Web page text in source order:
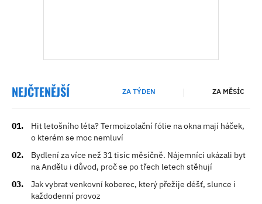
NEJČTENĚJŠÍ ZA TÝDEN ZA MĚSÍC
Hit letošního léta? Termoizolační fólie na okna mají háček,
o kterém se moc nemluví
Bydlení za více než 31 tisíc měsíčně. Nájemníci ukázali byt
na Andělu i důvod, proč se po třech letech stěhují
Jak vybrat venkovní koberec, který přežije déšť, slunce i
každodenní provoz